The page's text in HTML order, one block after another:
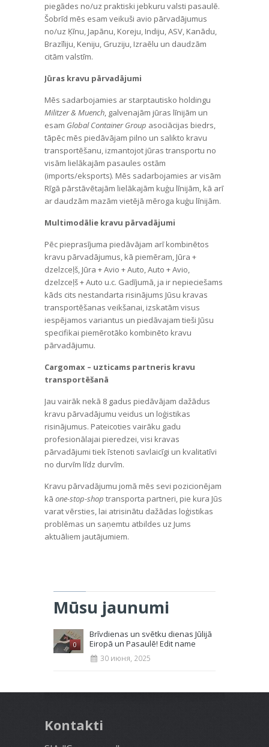
piegādes no/uz praktiski jebkuru valsti pasaulē.
Šobrīd mēs esam veikuši avio pārvadājumus
no/uz Ķīnu, Japānu, Koreju, Indiju, ASV, Kanādu,
Brazīliju, Keniju, Gruziju, Izraēlu un daudzām
citām valstīm.
Jūras kravu pārvadājumi
Mēs sadarbojamies ar starptautisko holdingu
Militzer & Muench, galvenajām jūras līnijām un
esam Global Container Group asociācijas biedrs,
tāpēc mēs piedāvājam pilno un salikto kravu
transportēšanu, izmantojot jūras transportu no
visām lielākajām pasaules ostām
(imports/eksports). Mēs sadarbojamies ar visām
Rīgā pārstāvētajām lielākajām kuģu līnijām, kā arī
ar daudzām mazām vietējā mēroga kuģu līnijām.
Multimodālie kravu pārvadājumi
Pēc pieprasījuma piedāvājam arī kombinētos
kravu pārvadājumus, kā piemēram, Jūra +
dzelzceļš, Jūra + Avio + Auto, Auto + Avio,
dzelzceļš + Auto u.c. Gadījumā, ja ir nepieciešams
kāds cits nestandarta risinājums Jūsu kravas
transportēšanas veikšanai, izskatām visus
iespējamos variantus un piedāvajam tieši Jūsu
specifikai piemērotāko kombinēto kravu
pārvadājumu.
Cargomax – uzticams partneris kravu
transportēšanā
Jau vairāk nekā 8 gadus piedāvājam dažādus
kravu pārvadājumu veidus un loģistikas
risinājumus. Pateicoties vairāku gadu
profesionālajai pieredzei, visi kravas
pārvadājumi tiek īstenoti savlaicīgi un kvalitatīvi
no durvīm līdz durvīm.
Kravu pārvadājumu jomā mēs sevi pozicionējam
kā one-stop-shop transporta partneri, pie kura Jūs
varat vērsties, lai atrisinātu dažādas loģistikas
problēmas un saņemtu atbildes uz Jums
aktuāliem jautājumiem.
Mūsu jaunumi
0
Brīvdienas un svētku dienas Jūlijā
Eiropā un Pasaulē! Edit name
30 июня, 2025
Kontakti